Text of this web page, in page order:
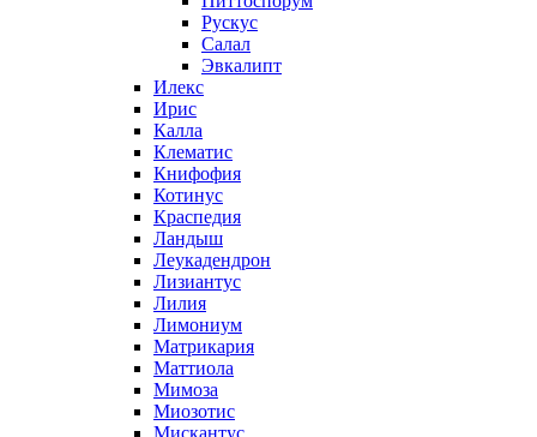
Рускус
Салал
Эвкалипт
Илекс
Ирис
Калла
Клематис
Книфофия
Котинус
Краспедия
Ландыш
Леукадендрон
Лизиантус
Лилия
Лимониум
Матрикария
Маттиола
Мимоза
Миозотис
Мискантус